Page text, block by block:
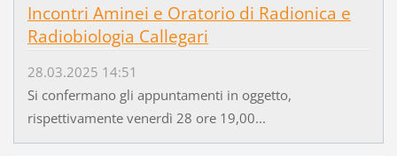
Incontri Aminei e Oratorio di Radionica e
Radiobiologia Callegari
28.03.2025 14:51
Si confermano gli appuntamenti in oggetto,
rispettivamente venerdì 28 ore 19,00...